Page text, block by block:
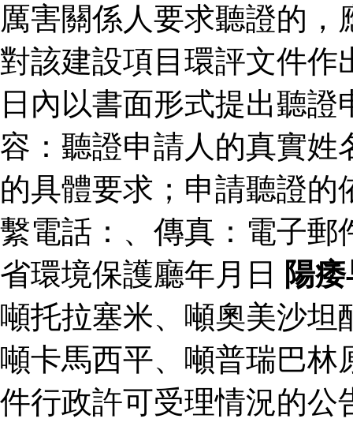
厲害關係人要求聽證的
對該建設項目環評文件作
日內以書面形式提出聽
容：聽證申請人的真實姓
的具體要求；申請聽證
繫電話：、傳真：電子郵
省環境保護廳年月日 陽
噸托拉塞米、噸奧美沙坦
噸卡馬西平、噸普瑞巴林
件行政許可受理情況的公